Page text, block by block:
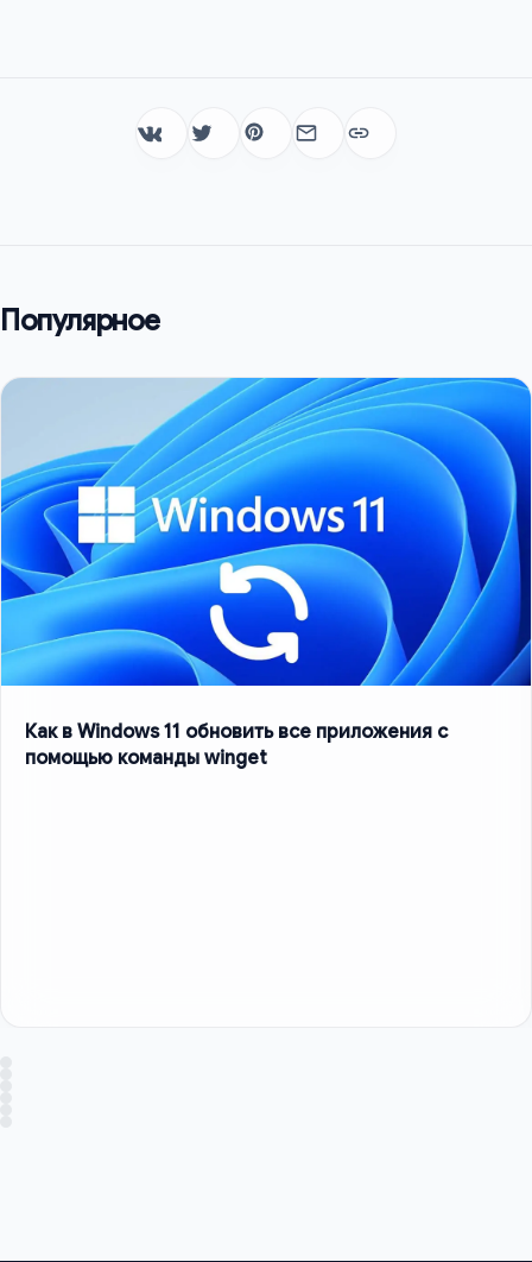
Популярное
Как в Windows 11 обновить все приложения с
помощью команды winget